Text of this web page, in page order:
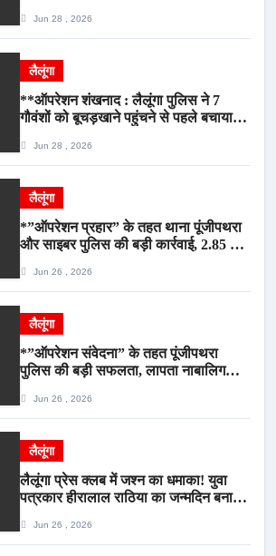
Jun 28 , 2026
लैलूंगा
**ऑपरेशन शंखनाद : लैलूंगा पुलिस ने 7
गौवंशों को बूचड़खाने पहुंचने से पहले बचाया,
Jun 28 , 2026
लैलूंगा
*”ऑपरेशन प्रहार” के तहत थाना पूंजीपथरा
और साइबर पुलिस की बड़ी कार्रवाई, 2.85 टन
Jun 26 , 2026
लैलूंगा
*”ऑपरेशन संवेदना” के तहत पूंजीपथरा
पुलिस की बड़ी सफलता, लापता नाबालिग
आरोपी गिरफ्तार*
Jun 26 , 2026
लैलूंगा
लैलूंगा प्रेस क्लब में जश्न का धमाका! युवा
पत्रकार हीरालाल राठिया का जन्मदिन बना
स्वरJun 26 , 2026